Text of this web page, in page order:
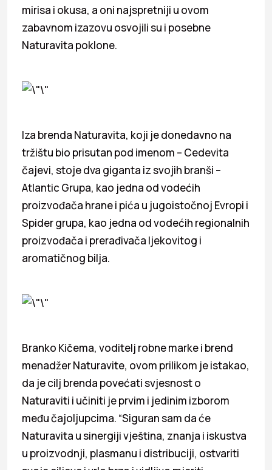
mirisa i okusa, a oni najspretniji u ovom
zabavnom izazovu osvojili su i posebne
Naturavita poklone.
Iza brenda Naturavita, koji je donedavno na
tržištu bio prisutan pod imenom – Cedevita
čajevi, stoje dva giganta iz svojih branši –
Atlantic Grupa, kao jedna od vodećih
proizvođača hrane i pića u jugoistočnoj Evropi i
Spider grupa, kao jedna od vodećih regionalnih
proizvođača i prerađivača ljekovitog i
aromatičnog bilja.
Branko Kičema, voditelj robne marke i brend
menadžer Naturavite, ovom prilikom je istakao,
da je cilj brenda povećati svjesnost o
Naturaviti i učiniti je prvim i jedinim izborom
među čajoljupcima. “Siguran sam da će
Naturavita u sinergiji vještina, znanja i iskustva
u proizvodnji, plasmanu i distribuciji, ostvariti